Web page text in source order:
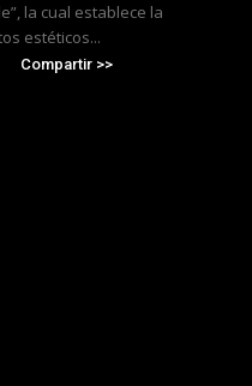
la cual establece la
estéticos...
Compartir >>